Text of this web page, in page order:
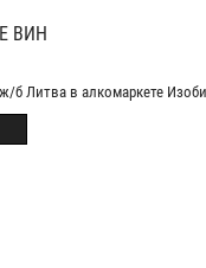
ВИН